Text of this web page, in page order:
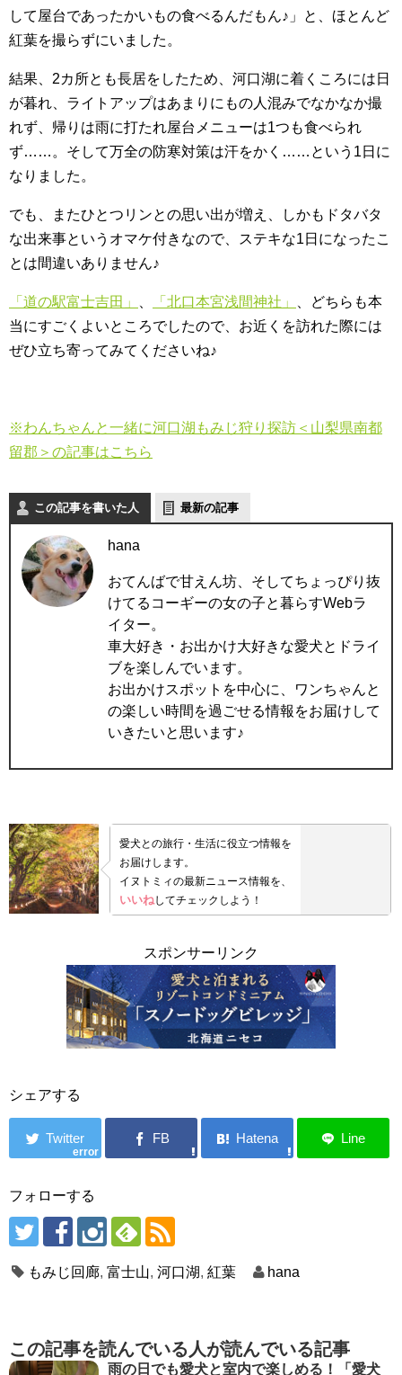
して屋台であったかいもの食べるんだもん♪」と、ほとんど
紅葉を撮らずにいました。
結果、2カ所とも長居をしたため、河口湖に着くころには日
が暮れ、ライトアップはあまりにもの人混みでなかなか撮
れず、帰りは雨に打たれ屋台メニューは1つも食べられ
ず……。そして万全の防寒対策は汗をかく……という1日に
なりました。
でも、またひとつリンとの思い出が増え、しかもドタバタ
な出来事というオマケ付きなので、ステキな1日になったこ
とは間違いありません♪
「道の駅富士吉田」 「北口本宮浅間神社」
、どちらも本
当にすごくよいところでしたので、お近くを訪れた際には
ぜひ立ち寄ってみてくださいね♪
※わんちゃんと一緒に河口湖もみじ狩り探訪＜山梨県南都
留郡＞の記事はこちら
この記事を書いた人 最新の記事
hana
おてんばで甘えん坊、そしてちょっぴり抜
けてるコーギーの女の子と暮らすWebラ
イター。
車大好き・お出かけ大好きな愛犬とドライ
ブを楽しんでいます。
お出かけスポットを中心に、ワンちゃんと
の楽しい時間を過ごせる情報をお届けして
いきたいと思います♪
愛犬との旅行・生活に役立つ情報を
お届けします。
イヌトミィの最新ニュース情報を、
いいねしてチェックしよう！
スポンサーリンク
シェアする
error
フォローする
もみじ回廊, 富士山, 河口湖, 紅葉 hana
この記事を読んでいる人が読んでいる記事
雨の日でも愛犬と室内で楽しめる！「愛犬